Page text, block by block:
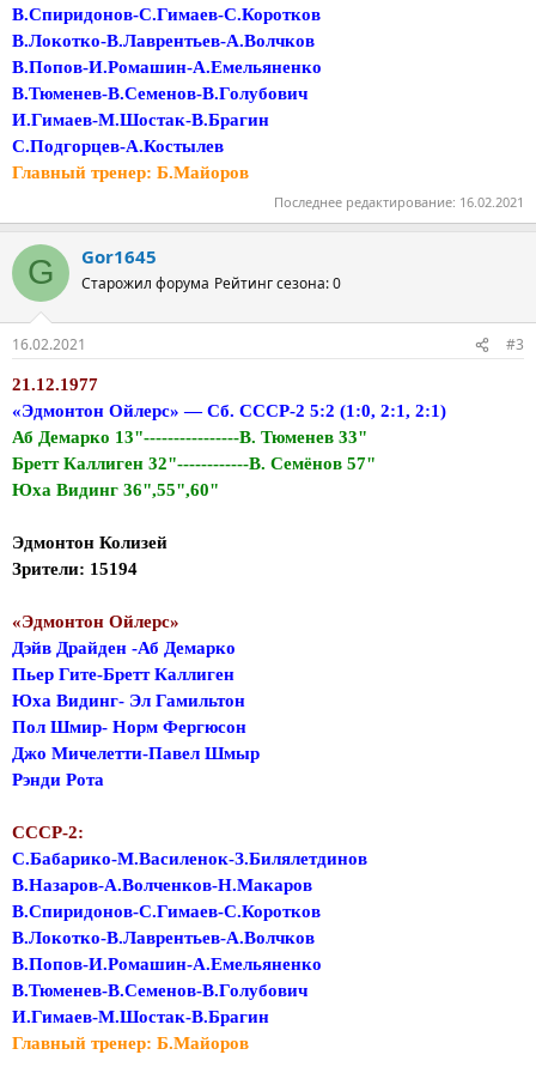
В.Спиридонов-С.Гимаев-С.Коротков
В.Локотко-В.Лаврентьев-А.Волчков
В.Попов-И.Ромашин-А.Емельяненко
В.Тюменев-В.Семенов-В.Голубович
И.Гимаев-М.Шостак-В.Брагин
С.Подгорцев-А.Костылев
Главный тренер: Б.Майоров
Последнее редактирование: 16.02.2021
G Gor1645
Старожил форума Рейтинг сезона: 0
16.02.2021 #3
21.12.1977
«Эдмонтон Ойлерс» — Сб. СССР-2 5:2 (1:0, 2:1, 2:1)
Аб Демарко 13"----------------В. Тюменев 33"
Бретт Каллиген 32"------------В. Семёнов 57"
Юха Видинг 36",55",60"
Эдмонтон Колизей
Зрители: 15194
«Эдмонтон Ойлерс»
Дэйв Драйден -Аб Демарко
Пьер Гите-Бретт Каллиген
Юха Видинг- Эл Гамильтон
Пол Шмир- Норм Фергюсон
Джо Мичелетти-Павел Шмыр
Рэнди Рота
СССР-2:
С.Бабарико-М.Василенок-З.Билялетдинов
В.Назаров-А.Волченков-Н.Макаров
В.Спиридонов-С.Гимаев-С.Коротков
В.Локотко-В.Лаврентьев-А.Волчков
В.Попов-И.Ромашин-А.Емельяненко
В.Тюменев-В.Семенов-В.Голубович
И.Гимаев-М.Шостак-В.Брагин
Главный тренер: Б.Майоров